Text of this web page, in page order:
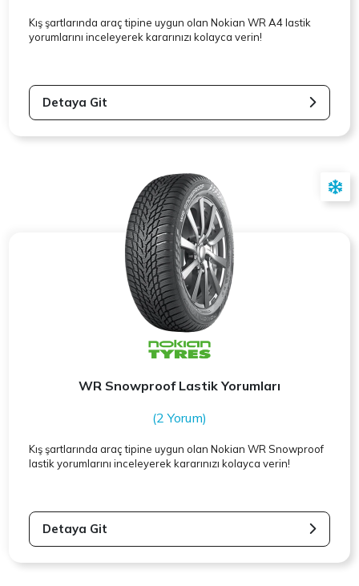
Kış şartlarında araç tipine uygun olanNokian WR A4 lastik
yorumlarını inceleyerek kararınızı kolayca verin!
Detaya Git
WR Snowproof Lastik Yorumları
(2 Yorum)
Kış şartlarında araç tipine uygun olanNokian WR Snowproof
lastik yorumlarını inceleyerek kararınızı kolayca verin!
Detaya Git